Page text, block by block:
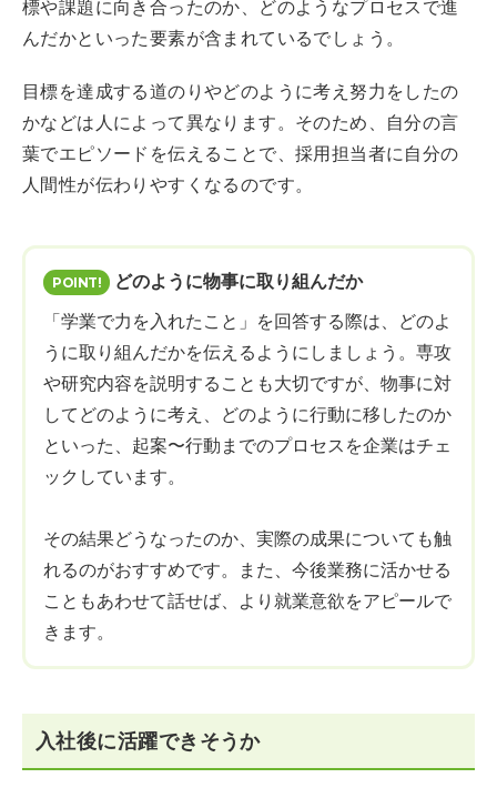
標や課題に向き合ったのか、どのようなプロセスで進
んだかといった要素が含まれているでしょう。
目標を達成する道のりやどのように考え努力をしたの
かなどは人によって異なります。そのため、自分の言
葉でエピソードを伝えることで、採用担当者に自分の
人間性が伝わりやすくなるのです。
どのように物事に取り組んだか
「学業で力を入れたこと」を回答する際は、どのよ
うに取り組んだかを伝えるようにしましょう。専攻
や研究内容を説明することも大切ですが、物事に対
してどのように考え、どのように行動に移したのか
といった、起案〜行動までのプロセスを企業はチェ
ックしています。
その結果どうなったのか、実際の成果についても触
れるのがおすすめです。また、今後業務に活かせる
こともあわせて話せば、より就業意欲をアピールで
きます。
入社後に活躍できそうか